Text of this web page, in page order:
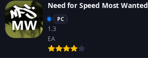
Need for Speed Most Wanted
PC
1.3
EA